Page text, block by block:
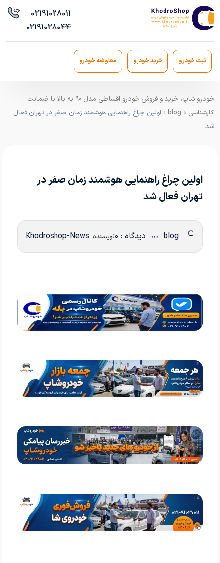
02191028011
02191028044
ثبت خودرو خرید خودرو معاوضه خودرو
خودرو شاپ، خرید و فروش خودرو اقساطی مدل ۹۰ به بالا با ضمانت
کارشناسی »
blog » اولین چراغ راهنمایی هوشمند زمان صفر در تهران فعال
شد
اولین چراغ راهنمایی هوشمند زمان صفر در
تهران فعال شد
دیدگاه : 0 نویسنده: Khodroshop-News